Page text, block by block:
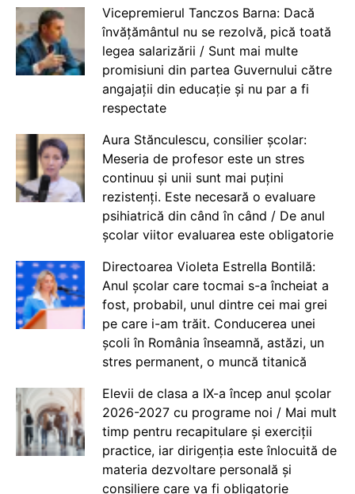
Vicepremierul Tanczos Barna: Dacă
învățământul nu se rezolvă, pică toată
legea salarizării / Sunt mai multe
promisiuni din partea Guvernului către
angajații din educație și nu par a fi
respectate
Aura Stănculescu, consilier școlar:
Meseria de profesor este un stres
continuu și unii sunt mai puțini
rezistenți. Este necesară o evaluare
psihiatrică din când în când / De anul
școlar viitor evaluarea este obligatorie
Directoarea Violeta Estrella Bontilă:
Anul școlar care tocmai s-a încheiat a
fost, probabil, unul dintre cei mai grei
pe care i-am trăit. Conducerea unei
școli în România înseamnă, astăzi, un
stres permanent, o muncă titanică
Elevii de clasa a IX-a încep anul școlar
2026-2027 cu programe noi / Mai mult
timp pentru recapitulare și exerciții
practice, iar dirigenția este înlocuită de
materia dezvoltare personală și
consiliere care va fi obligatorie